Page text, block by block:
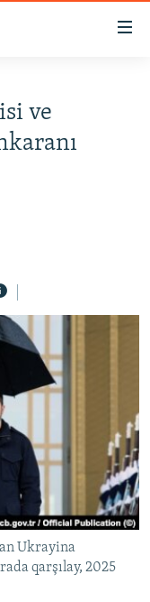
ve
Ukrayina
qarşılay, 2025